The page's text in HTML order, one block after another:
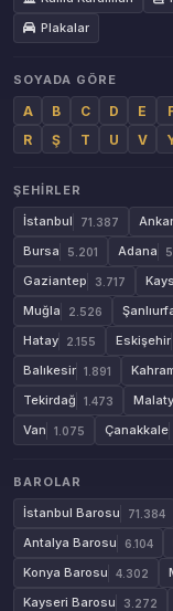
Plakalar
SOYADA GÖRE
A B C D E
R
Ş T U V
ŞEHIRLER
İstanbul
71.387
Bursa 5.201 Adana
Gaziantep 3.717
Muğla 2.526
Hatay 2.155 Eskişehir
Balıkesir 1.891
Tekirdağ 1.473
Van 1.075 Çanakkale
BAROLAR
İstanbul Barosu
71.384
Antalya Barosu 6.104
Konya Barosu 4.302
Kayseri Barosu 3.272